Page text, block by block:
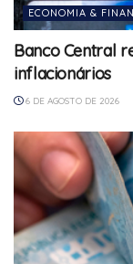
ECONOMIA &
Banco Central
inflacionários
6 DE AGOSTO DE 2026